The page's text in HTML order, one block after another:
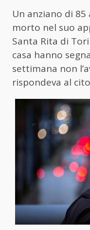
Un anziano di
morto nel suo
Santa Rita di
casa hanno
settimana non
rispondeva al